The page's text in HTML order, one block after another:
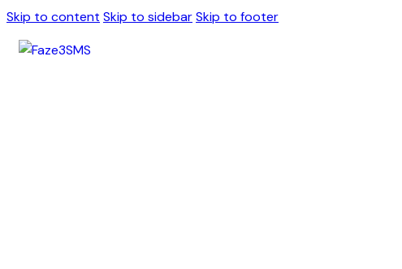
Skip to content Skip to sidebarSkip to footer